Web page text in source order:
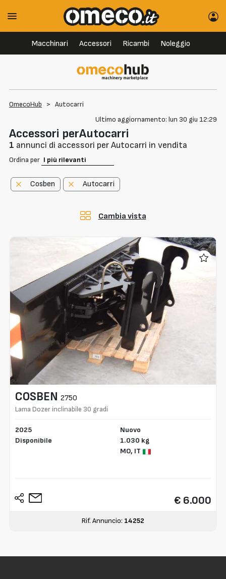
Macchinari Accessori Ricambi Noleggio
OmecoHub > Autocarri
Ultimo aggiornamento: lun 30 giu 12:29
Accessori perAutocarri
1 annunci di accessori per Autocarri in vendita
Ordina per
Cosben Autocarri
Cambia vista
COSBEN 2750
Lama Dozer inclinabile 30 gradi
2025
Disponibile
Nuovo
1.030 kg
MO, IT
€ 6.000
Rif. Annuncio: 14252